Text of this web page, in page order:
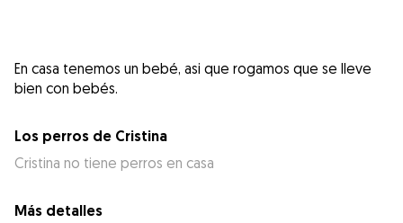
En casa tenemos un bebé, asi que rogamos que se lleve
bien con bebés.
Los perros de Cristina
Cristina no tiene perros en casa
Más detalles